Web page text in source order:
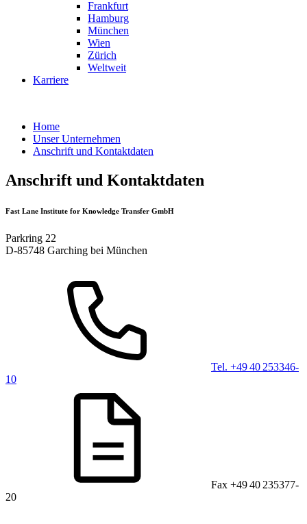
Frankfurt
Hamburg
München
Wien
Zürich
Weltweit
Karriere
Home
Unser Unternehmen
Anschrift und Kontaktdaten
Anschrift und Kontaktdaten
Fast Lane Institute for Knowledge Transfer GmbH
Parkring 22
D-85748 Garching bei München
Tel. +49 40 253346-
10
Fax +49 40 235377-
20